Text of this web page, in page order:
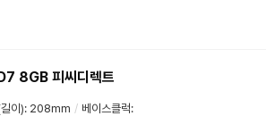
8GB 피씨디렉트
이): 208mm / 베이스클럭: